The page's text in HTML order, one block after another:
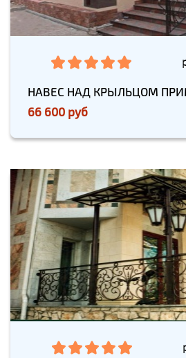
НАВЕС НАД КРЫЛЬЦОМ
66 600 руб